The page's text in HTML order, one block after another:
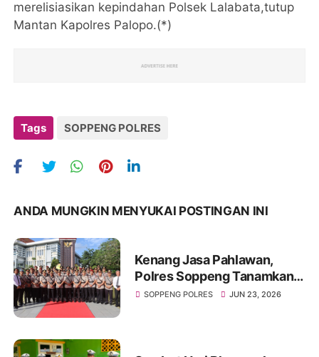
merelisiasikan kepindahan Polsek Lalabata,tutup
Mantan Kapolres Palopo.(*)
Tags SOPPENG POLRES
ANDA MUNGKIN MENYUKAI POSTINGAN INI
Kenang Jasa Pahlawan,
Polres Soppeng Tanamkan
Semangat Pengabdian di
SOPPENG POLRES JUN 23, 2026